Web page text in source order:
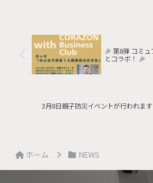
🎉 第8弾 コミ
とコラボ！ 🎉
3月8日親子防災イベントが行われます
ホーム NEWS